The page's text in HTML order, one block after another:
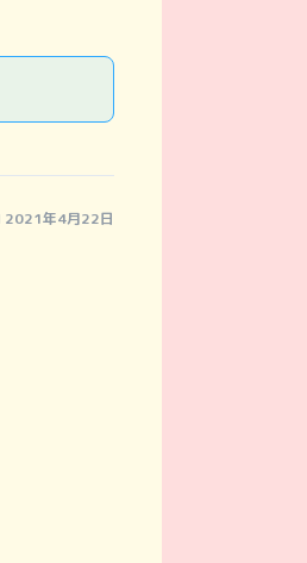
年4月22日